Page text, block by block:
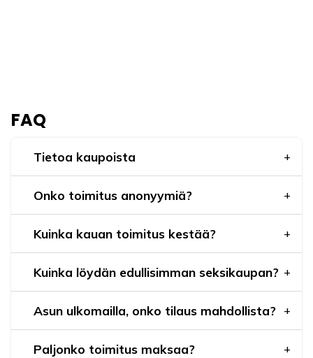
FAQ
Tietoa kaupoista
Onko toimitus anonyymiä?
Kuinka kauan toimitus kestää?
Kuinka löydän edullisimman seksikaupan?
Asun ulkomailla, onko tilaus mahdollista?
Paljonko toimitus maksaa?